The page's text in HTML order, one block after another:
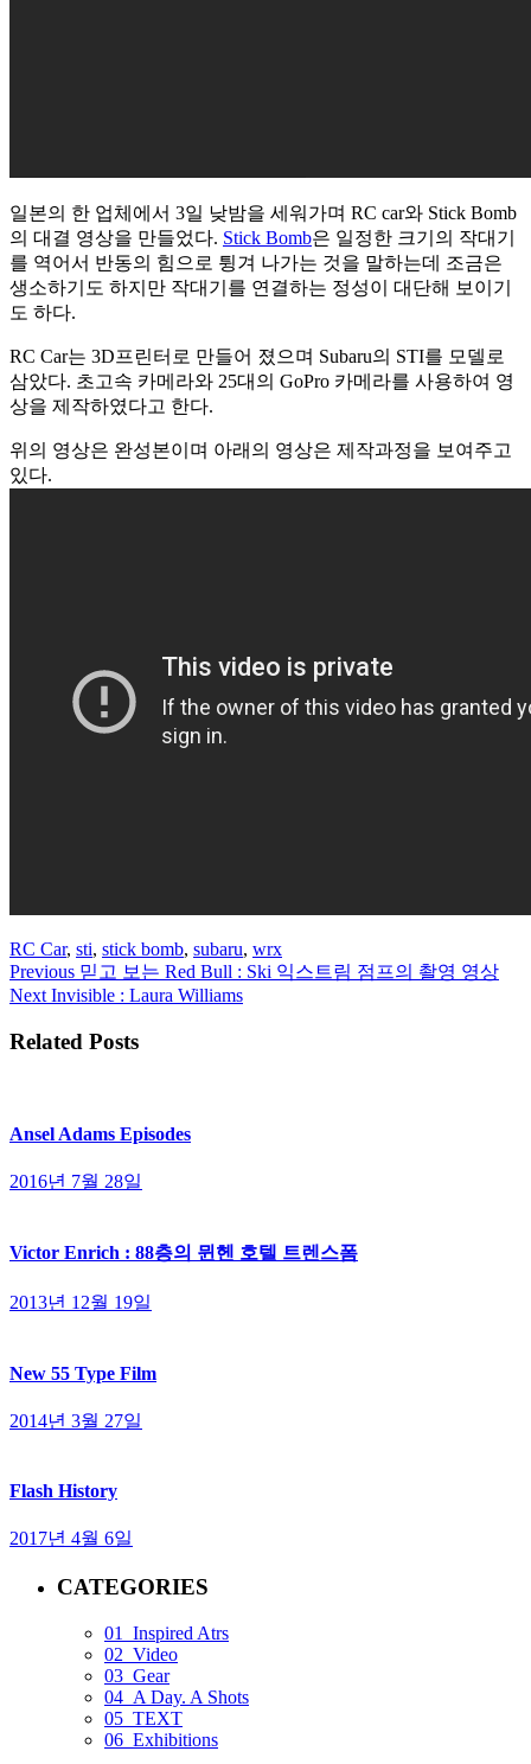
일본의 한 업체에서 3일 낮밤을 세워가며 RC car와 Stick Bomb
의 대결 영상을 만들었다. Stick Bomb은 일정한 크기의 작대기
를 역어서 반동의 힘으로 튕겨 나가는 것을 말하는데 조금은
생소하기도 하지만 작대기를 연결하는 정성이 대단해 보이기
도 하다.
RC Car는 3D프린터로 만들어 졌으며 Subaru의 STI를 모델로
삼았다. 초고속 카메라와 25대의 GoPro 카메라를 사용하여 영
상을 제작하였다고 한다.
위의 영상은 완성본이며 아래의 영상은 제작과정을 보여주고
있다.
RC Car, sti, stick bomb, subaru, wrx
Previous 믿고 보는 Red Bull : Ski 익스트림 점프의 촬영 영상
Next Invisible : Laura Williams
Related Posts
Ansel Adams Episodes
2016년 7월 28일
Victor Enrich : 88층의 뮌헨 호텔 트렌스폼
2013년 12월 19일
New 55 Type Film
2014년 3월 27일
Flash History
2017년 4월 6일
CATEGORIES
01_Inspired Atrs
02_Video
03_Gear
04_A Day. A Shots
05_TEXT
06_Exhibitions